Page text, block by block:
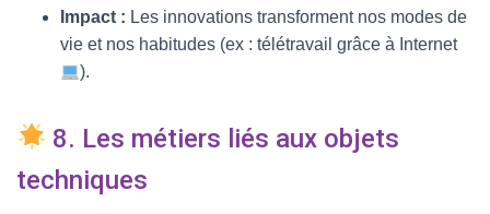
Impact : Les innovations transforment nos modes de
vie et nos habitudes (ex : télétravail grâce à Internet
).
8. Les métiers liés aux objets
techniques